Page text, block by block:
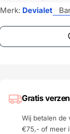
Merk: Devialet
Gratis
Wij betalen de
€75,- of meer